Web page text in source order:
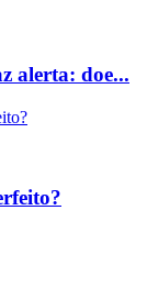
alerta: doe...